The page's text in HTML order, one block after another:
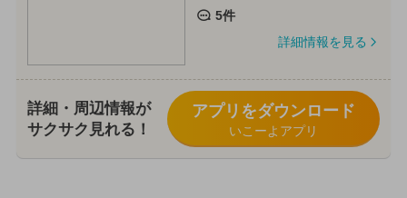
5件
詳細情報を見る
詳細・周辺情報が
サクサク見れる！
アプリをダウンロード
いこーよアプリ